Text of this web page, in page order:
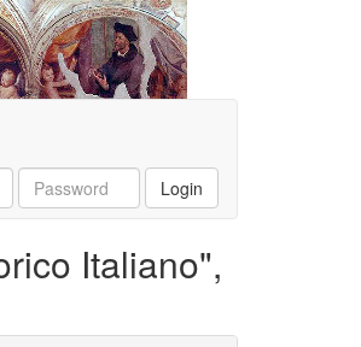
Password Login
Italiano",